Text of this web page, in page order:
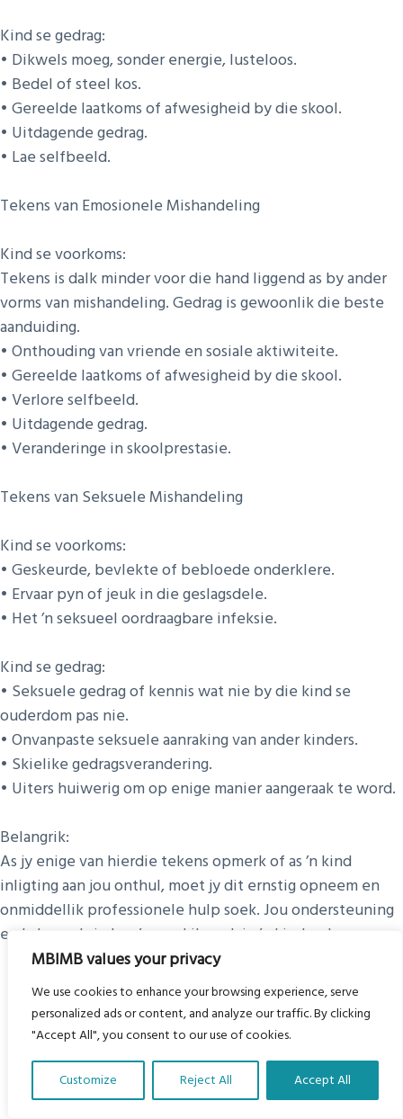
MBIMB values your privacy
We use cookies to enhance your browsing experience, serve
personalized ads or content, and analyze our traffic. By clicking
"Accept All", you consent to our use of cookies.
Customize Reject All Accept All
Kind se gedrag:
• Dikwels moeg, sonder energie, lusteloos.
• Bedel of steel kos.
• Gereelde laatkoms of afwesigheid by die skool.
• Uitdagende gedrag.
• Lae selfbeeld.
Tekens van Emosionele Mishandeling
Kind se voorkoms:
Tekens is dalk minder voor die hand liggend as by ander
vorms van mishandeling. Gedrag is gewoonlik die beste
aanduiding.
• Onthouding van vriende en sosiale aktiwiteite.
• Gereelde laatkoms of afwesigheid by die skool.
• Verlore selfbeeld.
• Uitdagende gedrag.
• Veranderinge in skoolprestasie.
Tekens van Seksuele Mishandeling
Kind se voorkoms:
• Geskeurde, bevlekte of bebloede onderklere.
• Ervaar pyn of jeuk in die geslagsdele.
• Het ’n seksueel oordraagbare infeksie.
Kind se gedrag:
• Seksuele gedrag of kennis wat nie by die kind se
ouderdom pas nie.
• Onvanpaste seksuele aanraking van ander kinders.
• Skielike gedragsverandering.
• Uiters huiwerig om op enige manier aangeraak te word.
Belangrik:
As jy enige van hierdie tekens opmerk of as ’n kind
inligting aan jou onthul, moet jy dit ernstig opneem en
onmiddellik professionele hulp soek. Jou ondersteuning
en kalm reaksie kan ’n verskil maak in ’n kind se lewe.
Translate Our Website »